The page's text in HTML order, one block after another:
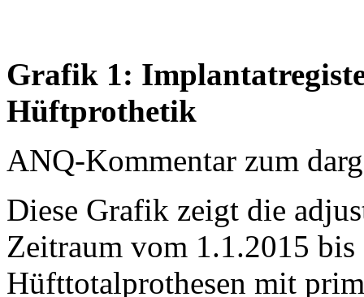
Grafik 1:
Hüftprothetik
ANQ-Kommentar zum
Diese Grafik zeigt die
Zeitraum vom 1.1.2015
Hüfttotalprothesen mit